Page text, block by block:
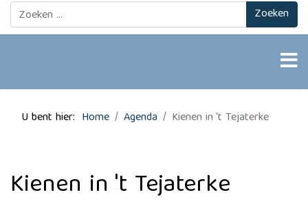
Zoeken Zoeken
U bent hier: Home Agenda Kienen in 't Tejaterke
Kienen in 't Tejaterke